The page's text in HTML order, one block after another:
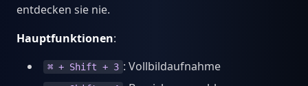
entdecken sie nie.
Hauptfunktionen:
⌘ + Shift + 3 : Vollbildaufnahme